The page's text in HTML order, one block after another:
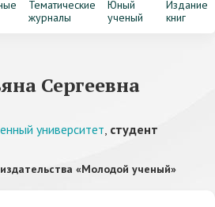
Тематические
журналы
Юный
ученый
Издание
книг
Сергеевна
университет, студент
«Молодой ученый»